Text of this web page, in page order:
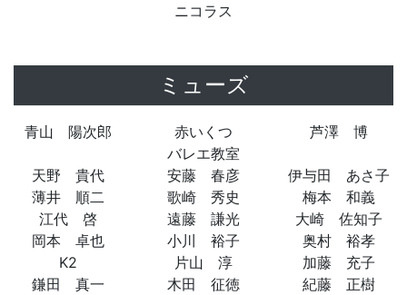
ニコラス
ミューズ
青山 陽次郎
赤いくつ
バレエ教室
芦澤 博
天野 貴代 安藤 春彦
伊与田 あさ子
薄井 順二
歌崎 秀史
梅本 和義
江代 啓
遠藤 謙光
大崎 佐知子
岡本 卓也
小川 裕子
奥村 裕孝
K2
片山 淳
加藤 充子
鎌田 真一
木田 征徳
紀藤 正樹